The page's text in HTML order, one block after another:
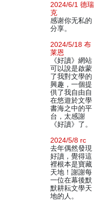
2024/6/1 德瑞
克
感谢你无私的
分享。
2024/5/18 布
莱恩
《好讀》網站
可以說是啟蒙
了我對文學的
興趣，一個提
供了我自由自
在悠遊於文學
書海之中的平
台，太感謝
《好讀》了。
2024/5/8 rc
去年偶然發現
好讀，覺得這
裡根本是寶藏
天地！謝謝每
一位在幕後默
默耕耘文學天
地的人。